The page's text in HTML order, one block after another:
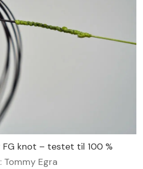
FG knot – testet til 100 %
Tommy Egra